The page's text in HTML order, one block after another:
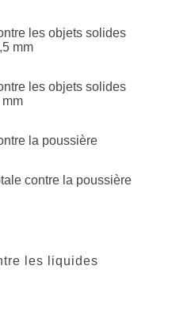
les objets solides
mm
les objets solides
la poussière
contre la poussière
les liquides